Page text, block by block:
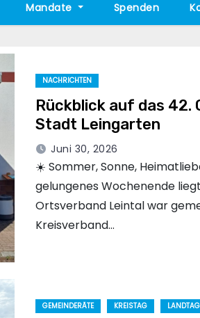
Mandate Spenden
NACHRICHTEN
Rückblick auf das 42.
Stadt Leingarten
Juni 30, 2026
☀️ Sommer, Sonne,
gelungenes Wochenende
Ortsverband Leintal war
Kreisverband…
GEMEINDERÄTE KREISTAG LANDTAG